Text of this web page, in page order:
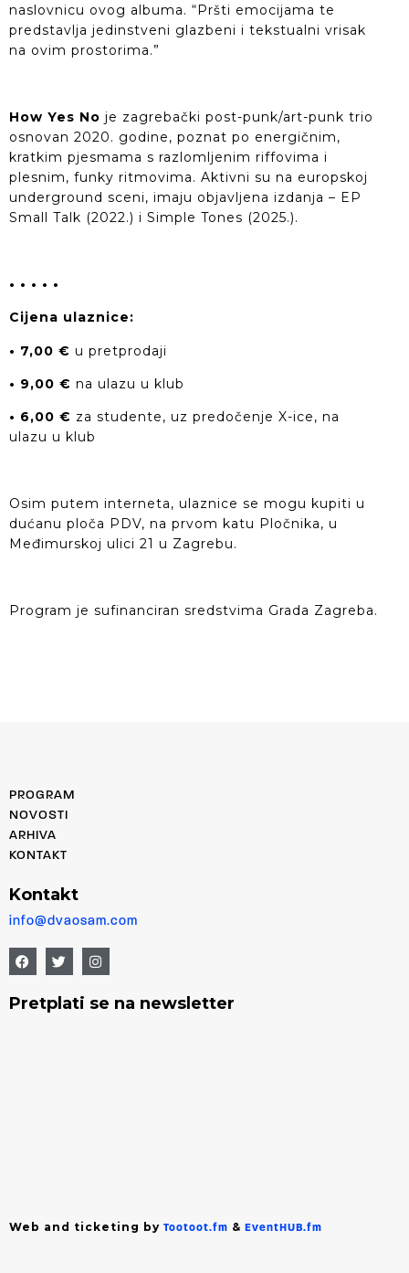
naslovnicu ovog albuma. “Pršti emocijama te
predstavlja jedinstveni glazbeni i tekstualni vrisak
na ovim prostorima.”
How Yes No je zagrebački post-punk/art-punk trio
osnovan 2020. godine, poznat po energičnim,
kratkim pjesmama s razlomljenim riffovima i
plesnim, funky ritmovima. Aktivni su na europskoj
underground sceni, imaju objavljena izdanja – EP
Small Talk (2022.) i Simple Tones (2025.).
• • • • •
Cijena ulaznice:
• 7,00 € u pretprodaji
• 9,00 € na ulazu u klub
• 6,00 € za studente, uz predočenje X-ice, na
ulazu u klub
Osim putem interneta, ulaznice se mogu kupiti u
dućanu ploča PDV, na prvom katu Pločnika, u
Međimurskoj ulici 21 u Zagrebu.
Program je sufinanciran sredstvima Grada Zagreba.
PROGRAM
NOVOSTI
ARHIVA
KONTAKT
Kontakt
info@dvaosam.com
Pretplati se na newsletter
Web and ticketing by Tootoot.fm & EventHUB.fm